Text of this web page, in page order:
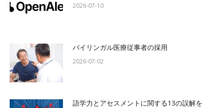
2026-07-10
バイリンガル医療従事者の採用
2026-07-02
語学力とアセスメントに関する13の誤解を